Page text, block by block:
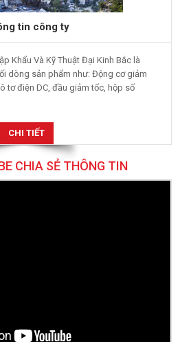
tin công ty
Khẩu Và Kỹ Thuật Đại Kinh Bắc là
dòng sản phẩm như: Động cơ giảm
tơ điện DC, đầu giảm tốc, hộp số
CHI TIẾT
CHIA SẺ THÔNG TIN